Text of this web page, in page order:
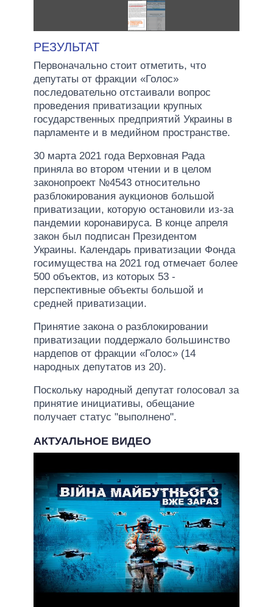
РЕЗУЛЬТАТ
Первоначально стоит отметить, что
депутаты от фракции «Голос»
последовательно отстаивали вопрос
проведения приватизации крупных
государственных предприятий Украины в
парламенте и в медийном пространстве.
30 марта 2021 года Верховная Рада
приняла во втором чтении и в целом
законопроект №4543 относительно
разблокирования аукционов большой
приватизации, которую остановили из-за
пандемии коронавируса. В конце апреля
закон был подписан Президентом
Украины. Календарь приватизации Фонда
госимущества на 2021 год отмечает более
500 объектов, из которых 53 -
перспективные объекты большой и
средней приватизации.
Принятие закона о разблокировании
приватизации поддержало большинство
нардепов от фракции «Голос» (14
народных депутатов из 20).
Поскольку народный депутат голосовал за
принятие инициативы, обещание
получает статус "выполнено".
АКТУАЛЬНОЕ ВИДЕО